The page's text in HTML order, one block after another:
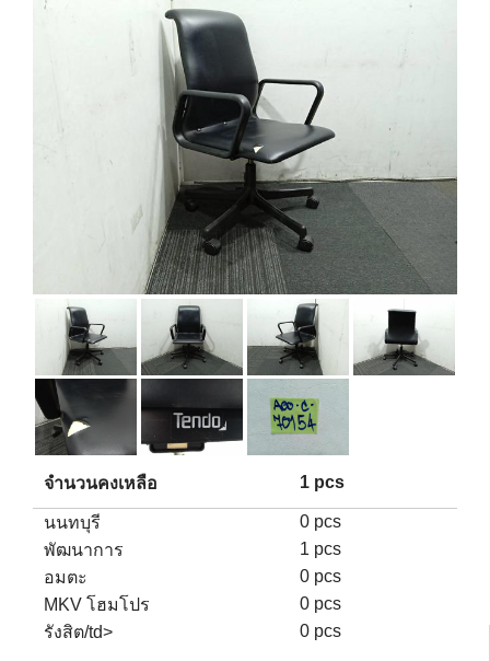
จำนวนคงเหลือ 1 pcs
นนทบุรี
0 pcs
พัฒนาการ
1 pcs
อมตะ
0 pcs
MKV โฮมโปร
0 pcs
รังสิต/td>
0 pcs